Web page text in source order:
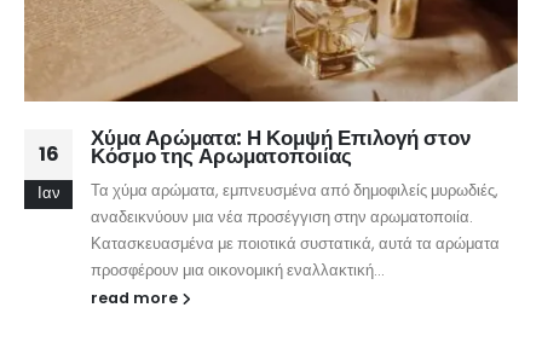
16
Ιαν
Χύμα Αρώματα: Η Κομψή Επιλογή στον
Κόσμο της Αρωματοποιίας
Τα χύμα αρώματα, εμπνευσμένα από δημοφιλείς μυρωδιές,
αναδεικνύουν μια νέα προσέγγιση στην αρωματοποιία.
Κατασκευασμένα με ποιοτικά συστατικά, αυτά τα αρώματα
προσφέρουν μια οικονομική εναλλακτική...
read more